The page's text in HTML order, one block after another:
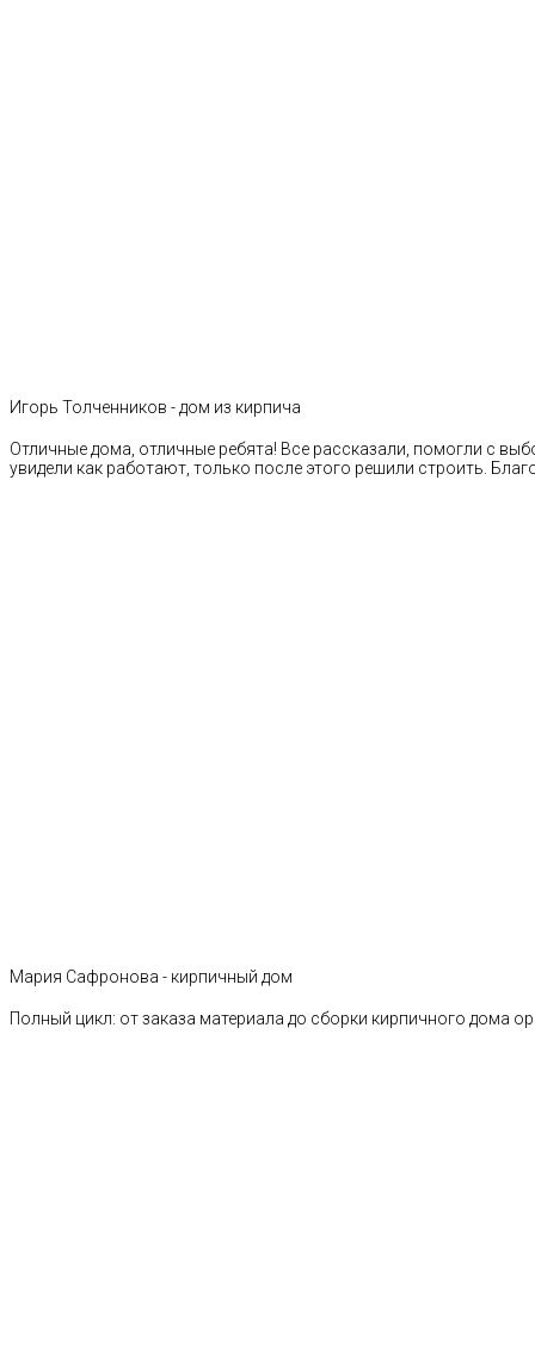
Игорь Толченников - дом из кирпича
Отличные дома, отличные ребята! Все рассказали, помогли с
увидели как работают, только после этого решили строить.
Мария Сафронова - кирпичный дом
Полный цикл: от заказа материала до сборки кирпичного дома